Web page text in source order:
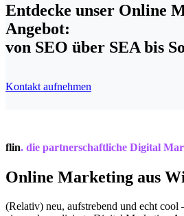
Entdecke unser Online
Angebot:
von SEO über SEA bis
Kontakt aufnehmen
flin. die partnerschaftliche Digital
Online Marketing aus
(Relativ) neu, aufstrebend und echt cool